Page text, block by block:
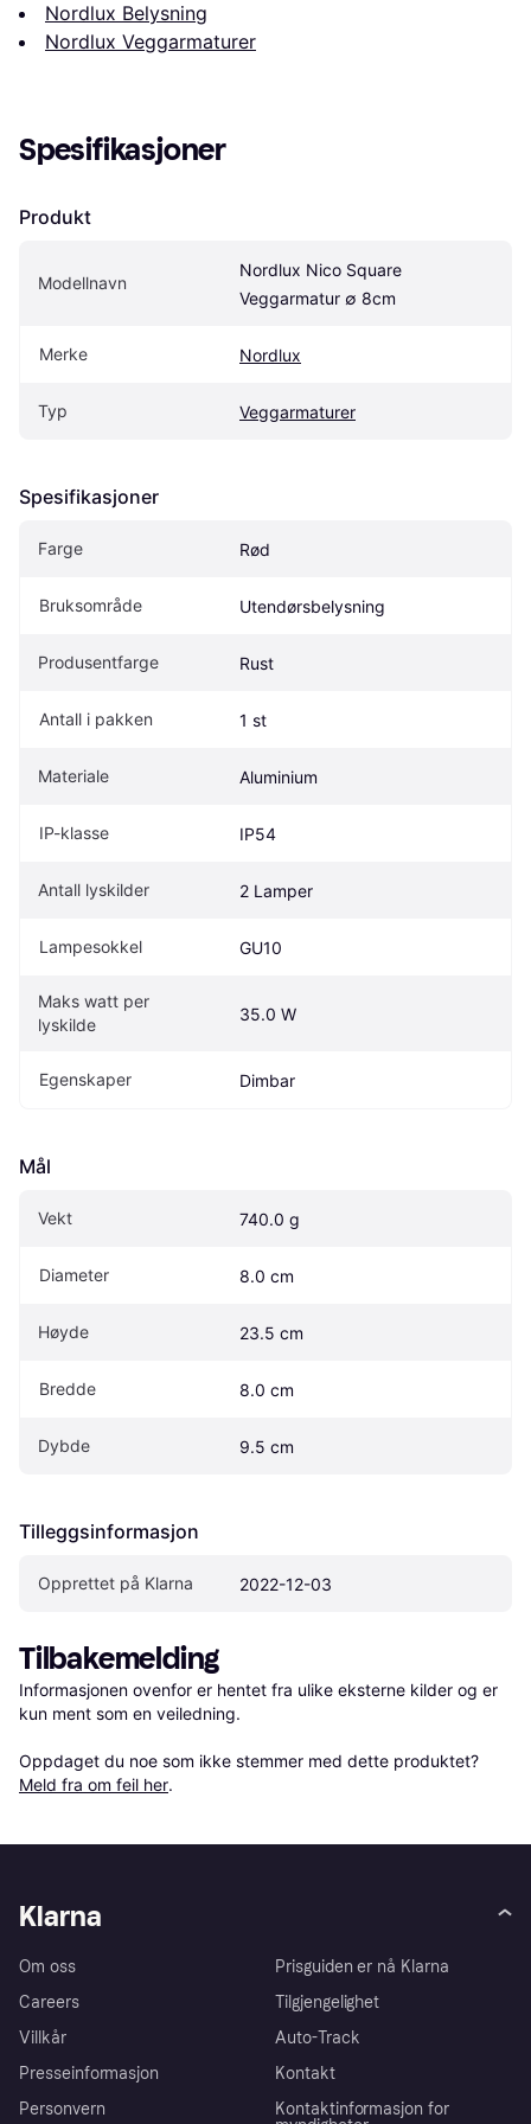
Nordlux Belysning
Nordlux Veggarmaturer
Spesifikasjoner
Produkt
Modellnavn
Nordlux Nico Square
Veggarmatur ∅ 8cm
Merke Nordlux
Typ Veggarmaturer
Spesifikasjoner
Farge Rød
Bruksområde Utendørsbelysning
Produsentfarge Rust
Antall i pakken 1 st
Materiale Aluminium
IP-klasse IP54
Antall lyskilder 2 Lamper
Lampesokkel GU10
Maks watt per
lyskilde
35.0 W
Egenskaper Dimbar
Mål
Vekt 740.0 g
Diameter 8.0 cm
Høyde 23.5 cm
Bredde 8.0 cm
Dybde 9.5 cm
Tilleggsinformasjon
Opprettet på Klarna 2022-12-03
Tilbakemelding
Informasjonen ovenfor er hentet fra ulike eksterne kilder og er
kun ment som en veiledning.
Oppdaget du noe som ikke stemmer med dette produktet?
Meld fra om feil her.
Klarna
Om oss
Careers
Villkår
Presseinformasjon
Personvern
Prisguiden er nå Klarna
Tilgjengelighet
Auto-Track
Kontakt
Kontaktinformasjon for